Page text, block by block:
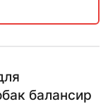
балансир